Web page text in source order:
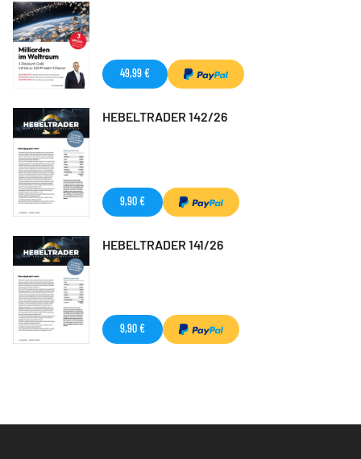
49,99 €
HEBELTRADER 142/26
9,90 €
HEBELTRADER 141/26
9,90 €